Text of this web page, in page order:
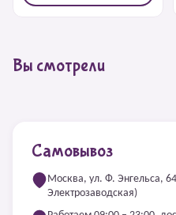
Вы смотрели
Самовывоз
Москва, ул. Ф. Энгельса,
Электрозаводская)